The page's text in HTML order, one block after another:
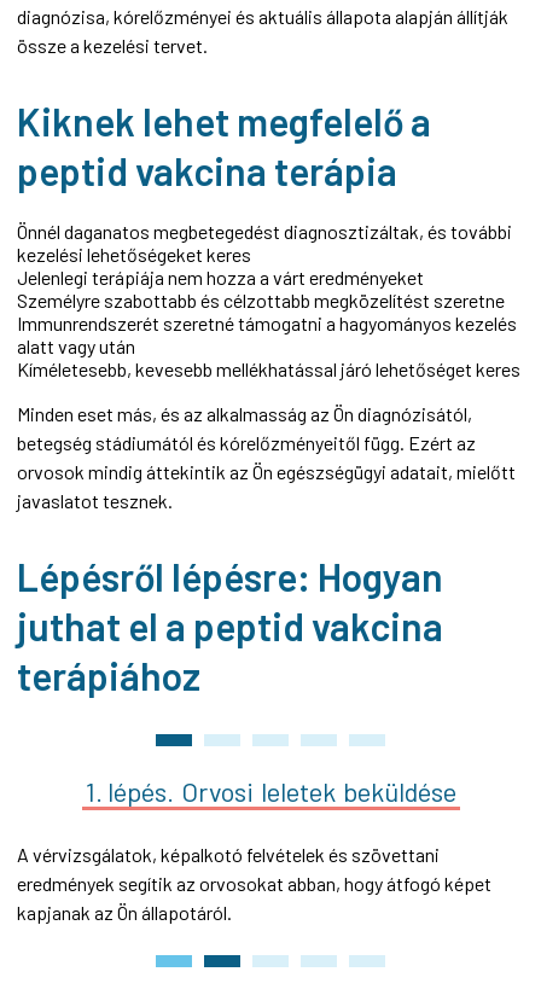
diagnózisa, kórelőzményei és aktuális állapota alapján állítják
össze a kezelési tervet.
Kiknek lehet megfelelő a
peptid vakcina terápia
Önnél daganatos megbetegedést diagnosztizáltak, és további
kezelési lehetőségeket keres
Jelenlegi terápiája nem hozza a várt eredményeket
Személyre szabottabb és célzottabb megközelítést szeretne
Immunrendszerét szeretné támogatni a hagyományos kezelés
alatt vagy után
Kíméletesebb, kevesebb mellékhatással járó lehetőséget keres
Minden eset más, és az alkalmasság az Ön diagnózisától,
betegség stádiumától és kórelőzményeitől függ. Ezért az
orvosok mindig áttekintik az Ön egészségügyi adatait, mielőtt
javaslatot tesznek.
Lépésről lépésre: Hogyan
juthat el a peptid vakcina
terápiához
1. lépés. Orvosi leletek beküldése
A vérvizsgálatok, képalkotó felvételek és szövettani
eredmények segítik az orvosokat abban, hogy átfogó képet
kapjanak az Ön állapotáról.